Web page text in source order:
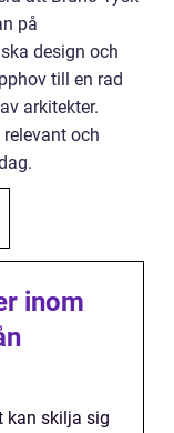
på
design och
till en rad
arkitekter.
och
inom
kan skilja sig